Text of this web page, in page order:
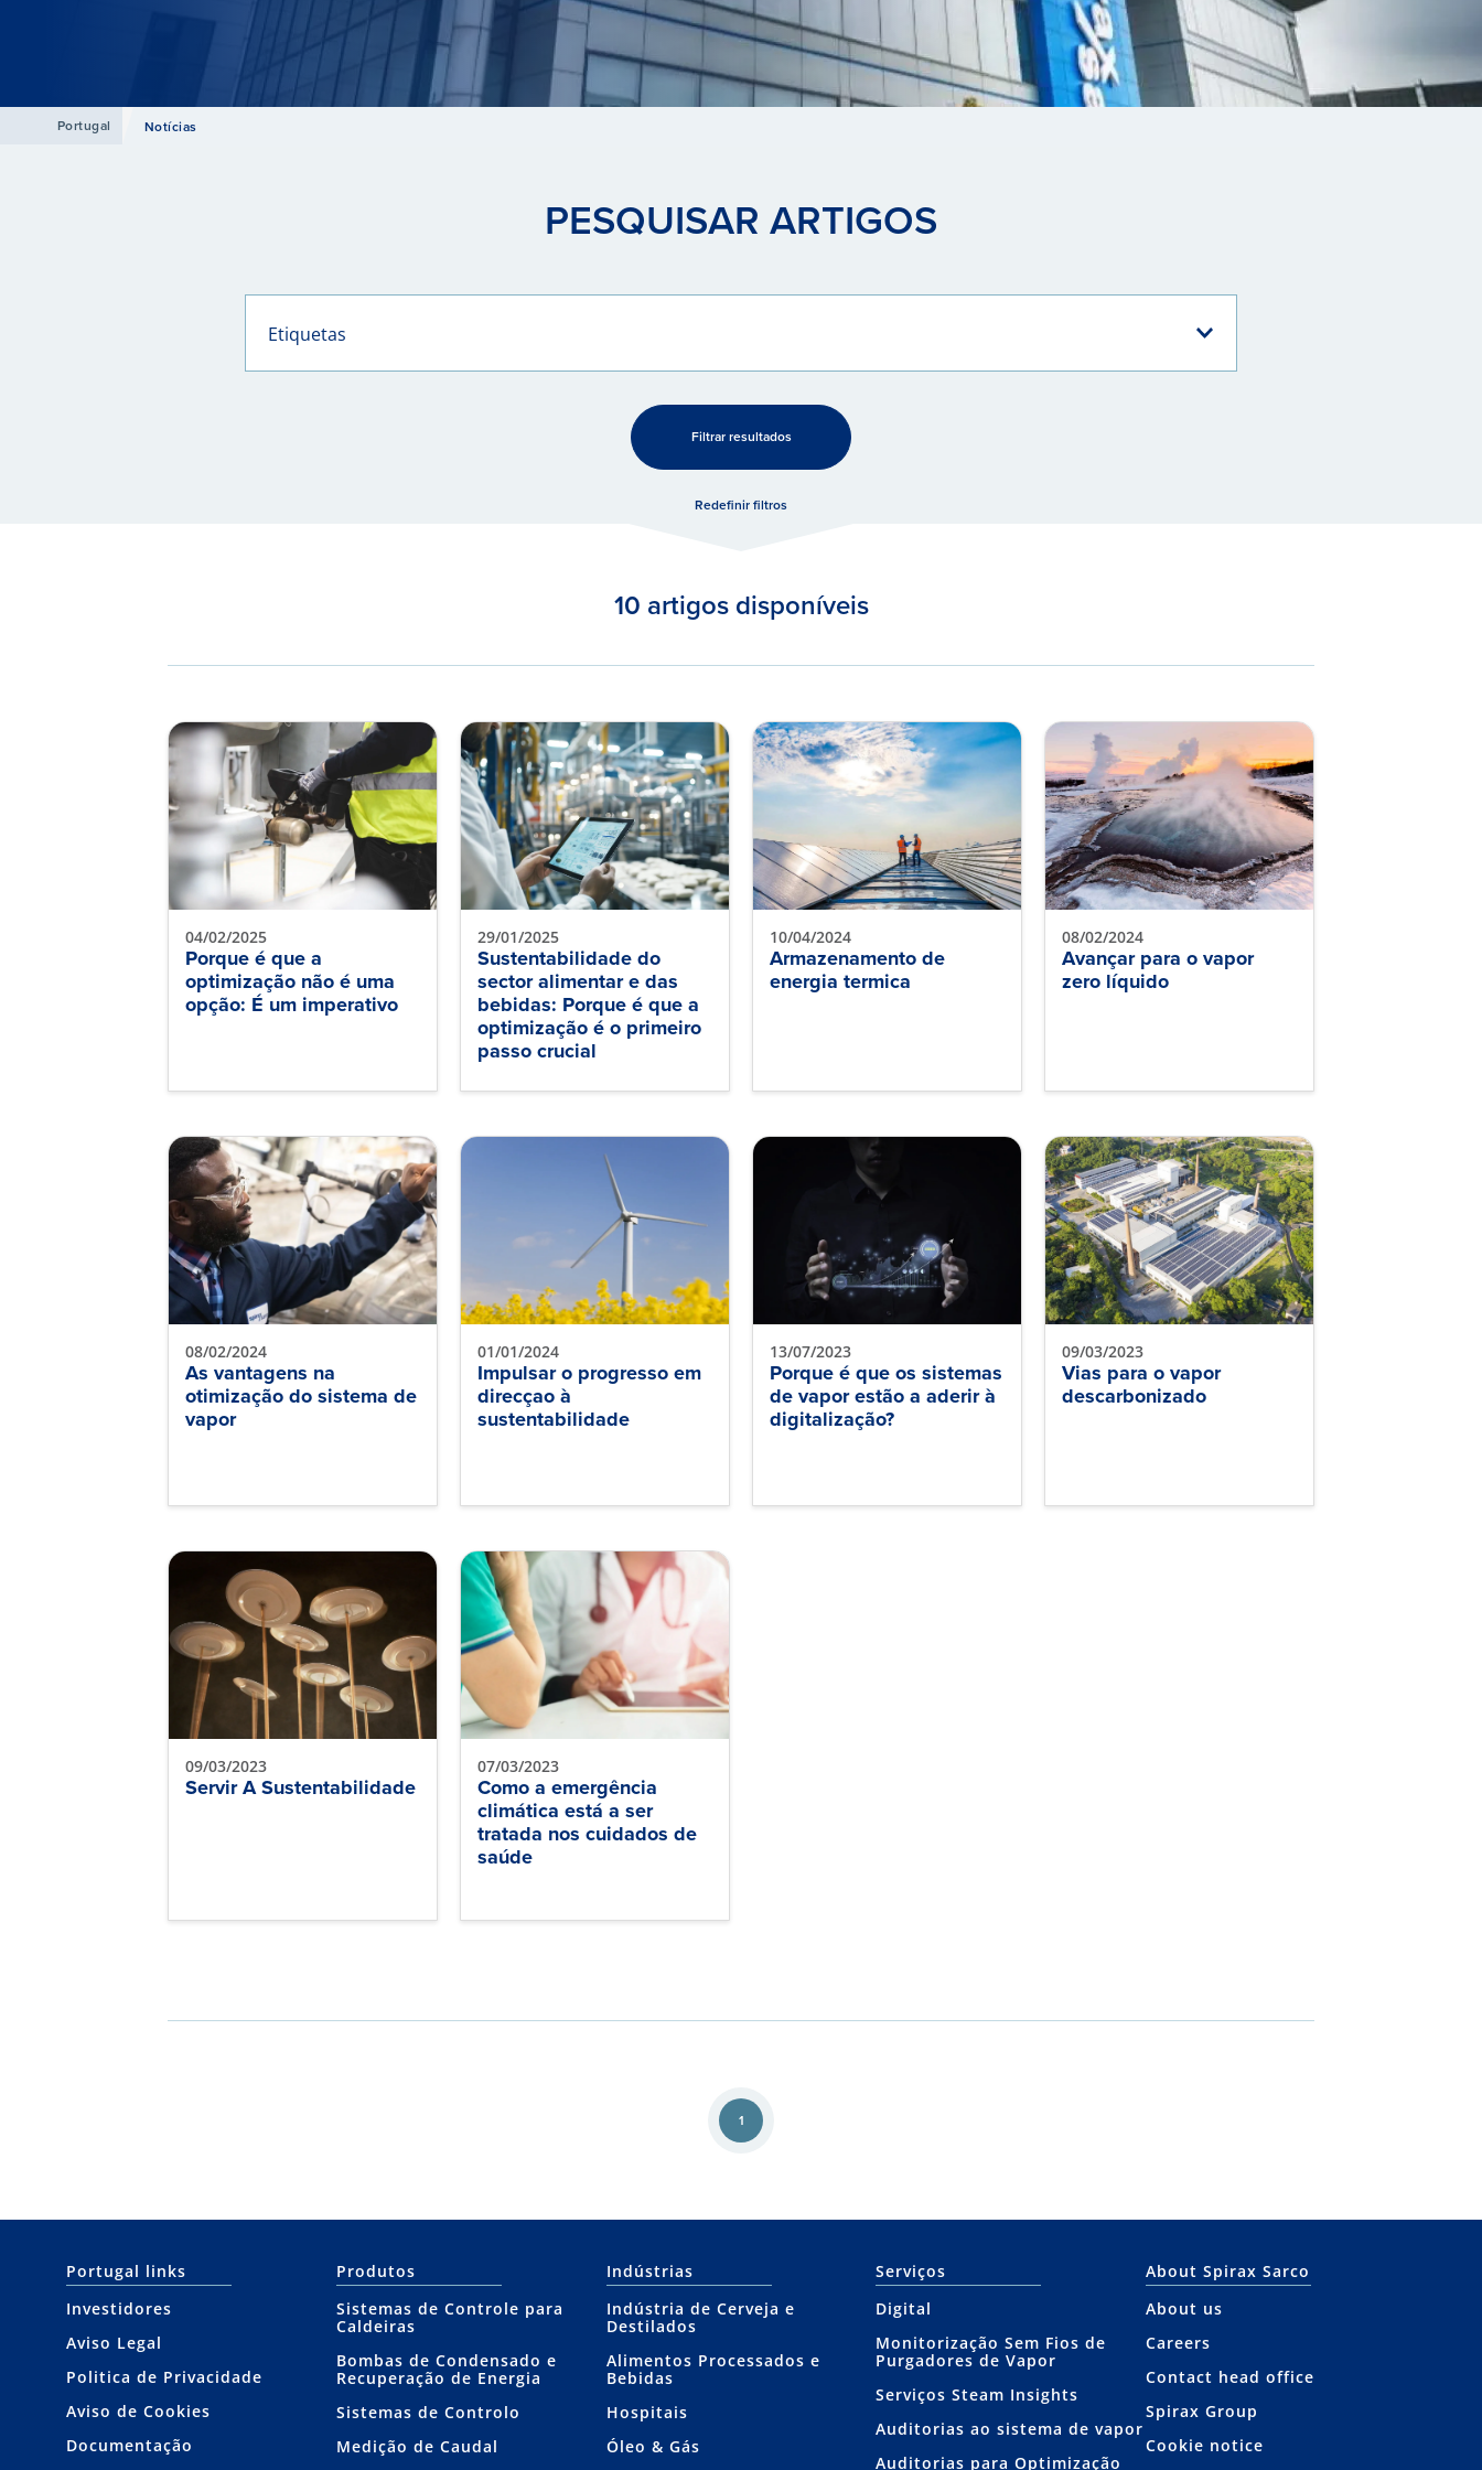
Portugal Notícias
PESQUISAR ARTIGOS
Etiquetas
Filtrar resultados
Redefinir filtros
10 artigos disponíveis
04/02/2025
Porque é que a
optimização não é uma
opção: É um imperativo
29/01/2025
Sustentabilidade do
sector alimentar e das
bebidas: Porque é que a
optimização é o primeiro
passo crucial
10/04/2024
Armazenamento de
energia termica
08/02/2024
Avançar para o vapor
zero líquido
08/02/2024
As vantagens na
otimização do sistema de
vapor
01/01/2024
Impulsar o progresso em
direcçao à
sustentabilidade
13/07/2023
Porque é que os sistemas
de vapor estão a aderir à
digitalização?
09/03/2023
Vias para o vapor
descarbonizado
09/03/2023
Servir A Sustentabilidade
07/03/2023
Como a emergência
climática está a ser
tratada nos cuidados de
saúde
1
Portugal links
Investidores
Aviso Legal
Politica de Privacidade
Aviso de Cookies
Documentação
Produtos
Sistemas de Controle para
Caldeiras
Bombas de Condensado e
Recuperação de Energia
Sistemas de Controlo
Medição de Caudal
Indústrias
Indústria de Cerveja e
Destilados
Alimentos Processados e
Bebidas
Hospitais
Óleo & Gás
Serviços
Digital
Monitorização Sem Fios de
Purgadores de Vapor
Serviços Steam Insights
Auditorias ao sistema de vapor
Auditorias para Optimização
About Spirax Sarco
About us
Careers
Contact head office
Spirax Group
Cookie notice